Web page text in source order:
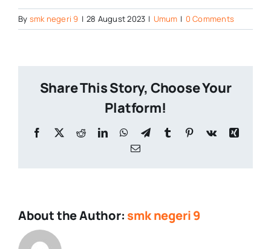
By smk negeri 9 | 28 August 2023 | Umum | 0 Comments
Share This Story, Choose Your
Platform!
Facebook
X RedditLinkedInWhatsApp
TelegramTumblr Pinterest
Vk
Xing
Email
About the Author: smk negeri 9